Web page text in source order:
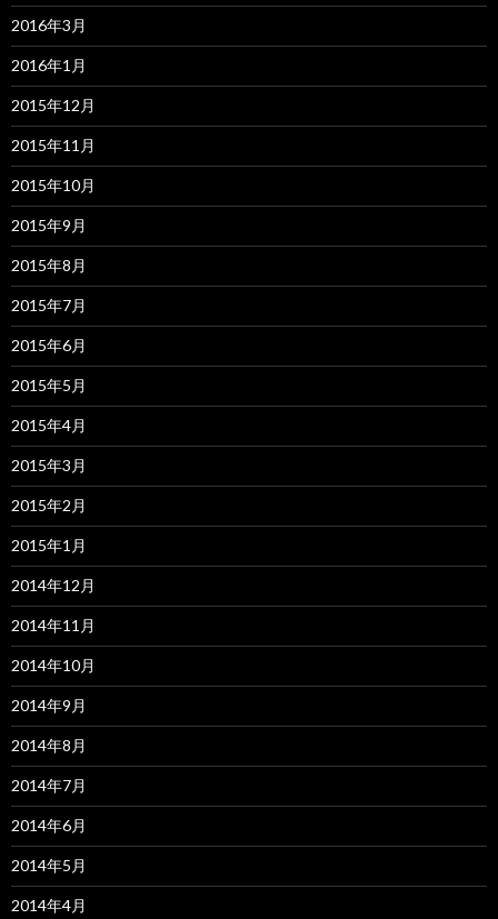
2016年3月
2016年1月
2015年12月
2015年11月
2015年10月
2015年9月
2015年8月
2015年7月
2015年6月
2015年5月
2015年4月
2015年3月
2015年2月
2015年1月
2014年12月
2014年11月
2014年10月
2014年9月
2014年8月
2014年7月
2014年6月
2014年5月
2014年4月